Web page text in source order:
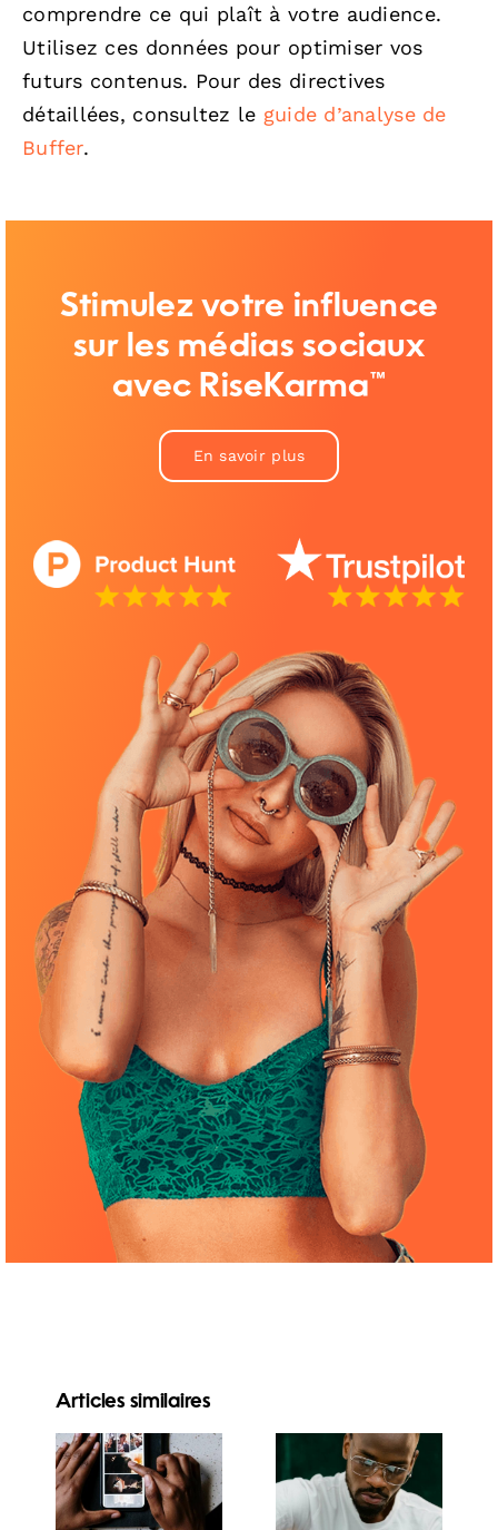
comprendre ce qui plaît à votre audience.
Utilisez ces données pour optimiser vos
futurs contenus. Pour des directives
détaillées, consultez le guide d’analyse de
Buffer.
Stimulez votre influence
sur les médias sociaux
avec RiseKarma™
En savoir plus
Articles similaires